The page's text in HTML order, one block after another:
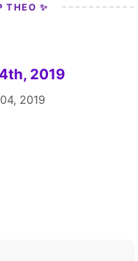
THEO ✨
2019
2019